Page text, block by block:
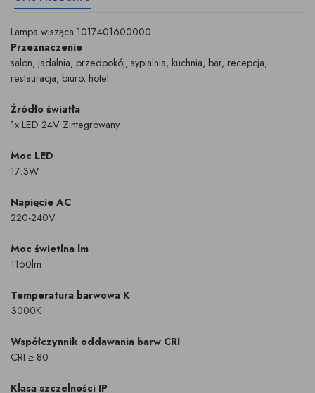
Lampa wisząca 1017401600000
Przeznaczenie
salon, jadalnia, przedpokój, sypialnia, kuchnia, bar, recepcja,
restauracja, biuro, hotel
Żródło światła
1x LED 24V Zintegrowany
Moc LED
17.3W
Napięcie AC
220-240V
Moc świetlna lm
1160lm
Temperatura barwowa K
3000K
Współczynnik oddawania barw CRI
CRI ≥ 80
Klasa szczelności IP